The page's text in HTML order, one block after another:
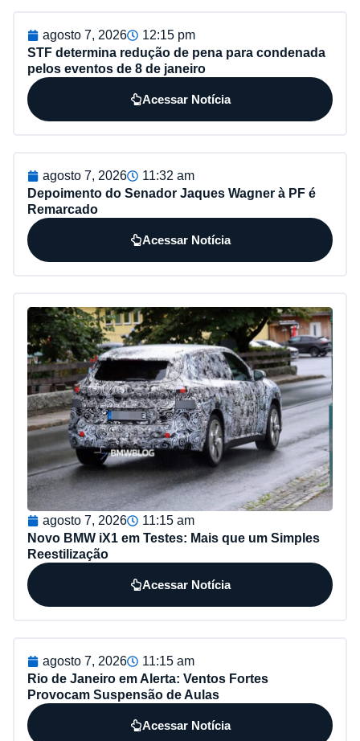
agosto 7, 2026
12:15 pm
STF determina redução de pena para condenada
pelos eventos de 8 de janeiro
Acessar Notícia
agosto 7, 2026
11:32 am
Depoimento do Senador Jaques Wagner à PF é
Remarcado
Acessar Notícia
agosto 7, 2026
11:15 am
Novo BMW iX1 em Testes: Mais que um Simples
Reestilização
Acessar Notícia
agosto 7, 2026
11:15 am
Rio de Janeiro em Alerta: Ventos Fortes
Provocam Suspensão de Aulas
Acessar Notícia